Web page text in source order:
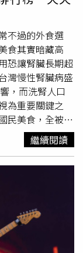
「味仙」推出的
色，之後逐漸
也開始出現將類
辣絞肉（日本
會理所當然地在
了獨特的「台灣
麵 」在日本風行
日本版台灣味
後，不少網友也
實台灣拉麵包含
上已經算是滿滿
的存在感太強，
多在日本開料理
為日本人對台
常出現以異國
他國家沒有的
哩沒有螢光色
湯，我才不願
不過的外食選
食其實暗藏高
恐讓腎臟長期超
灣慢性腎臟病盛
，而洗腎人口
為重要關鍵之
民美食，全被列
指出，一名55歲
肉麵搭配滷味當
出現疲倦、水
醫。直到某天照
難被送往急
已併發急性肺
某一餐，而是
不住。牛肉
全被列入傷腎危
繼續閱讀